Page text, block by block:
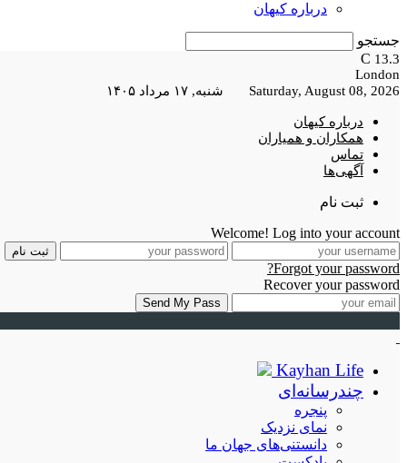
درباره کیهان
جستجو
13.3
C
London
Saturday, August 08, 2026 شنبه, ۱۷ مرداد ۱۴۰۵
درباره کیهان
همکاران و همیاران
تماس
آگهی‌ها
ثبت نام
Welcome! Log into your account
Forgot your password?
Recover your password
Kayhan Life
چندرسانه‌ای
پنجره
نمای نزدیک
دانستنی‌های جهان ما